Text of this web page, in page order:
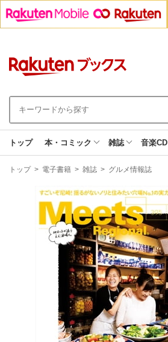
トップ 本・コミック 雑誌 音楽CD
現
トップ > 電子書籍 > 雑誌 > グルメ情報誌